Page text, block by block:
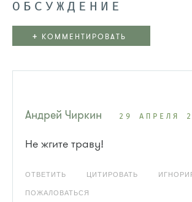
ОБСУЖДЕНИЕ
+ КОММЕНТИРОВАТЬ
Андрей Чиркин 29 АПРЕЛЯ
Не жгите траву!
ОТВЕТИТЬ ЦИТИРОВАТЬ
ПОЖАЛОВАТЬСЯ